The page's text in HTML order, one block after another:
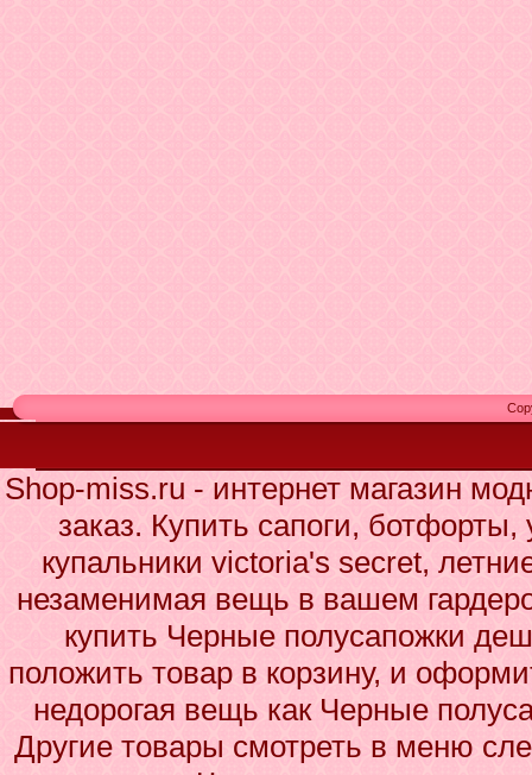
Shop-miss.ru - интернет магазин
заказ. Купить сапоги,
купальники victoria's secret,
незаменимая вещь в вашем
купить Черные полусапожки
положить товар в корзину, и
недорогая вещь как Черные
Другие товары смотреть в меню